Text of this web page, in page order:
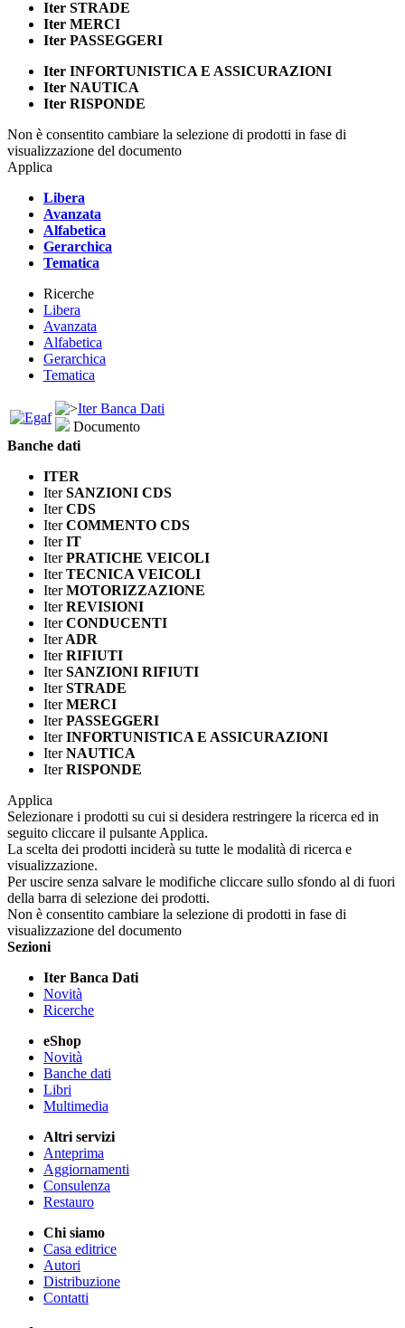
Iter STRADE
Iter MERCI
Iter PASSEGGERI
Iter INFORTUNISTICA E ASSICURAZIONI
Iter NAUTICA
Iter RISPONDE
Non è consentito cambiare la selezione di prodotti in fase di
visualizzazione del documento
Applica
Libera
Avanzata
Alfabetica
Gerarchica
Tematica
Ricerche
Libera
Avanzata
Alfabetica
Gerarchica
Tematica
Iter Banca Dati
Documento
Banche dati
ITER
IterSANZIONI CDS
IterCDS
IterCOMMENTO CDS
IterIT
IterPRATICHE VEICOLI
IterTECNICA VEICOLI
IterMOTORIZZAZIONE
IterREVISIONI
IterCONDUCENTI
IterADR
IterRIFIUTI
IterSANZIONI RIFIUTI
IterSTRADE
IterMERCI
IterPASSEGGERI
IterINFORTUNISTICA E ASSICURAZIONI
IterNAUTICA
IterRISPONDE
Applica
Selezionare i prodotti su cui si desidera restringere la ricerca ed in
seguito cliccare il pulsante Applica.
La scelta dei prodotti inciderà su tutte le modalità di ricerca e
visualizzazione.
Per uscire senza salvare le modifiche cliccare sullo sfondo al di fuori
della barra di selezione dei prodotti.
Non è consentito cambiare la selezione di prodotti in fase di
visualizzazione del documento
Sezioni
Iter Banca Dati
Novità
Ricerche
eShop
Novità
Banche dati
Libri
Multimedia
Altri servizi
Anteprima
Aggiornamenti
Consulenza
Restauro
Chi siamo
Casa editrice
Autori
Distribuzione
Contatti